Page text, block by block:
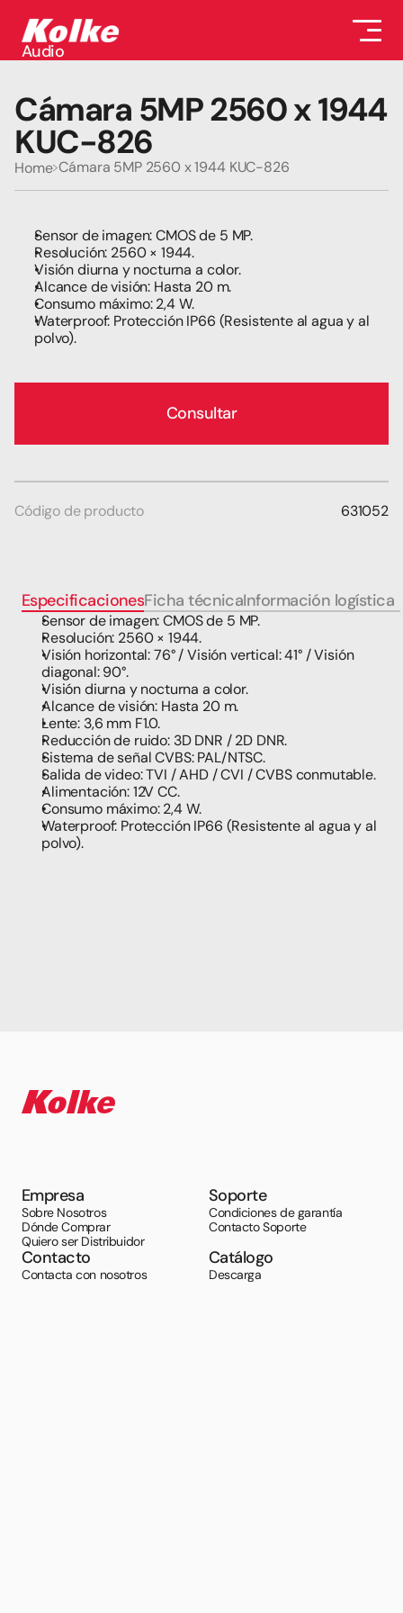
Audio
Auriculares
Conectividad
Gaming
Seguridad
Cámara 5MP 2560 x 1944
KUC-826
Home Cámara 5MP 2560 x 1944 KUC-826
Sensor de imagen: CMOS de 5 MP.
Resolución: 2560 × 1944.
Visión diurna y nocturna a color.
Alcance de visión: Hasta 20 m.
Consumo máximo: 2,4 W.
Waterproof: Protección IP66 (Resistente al agua y al
polvo).
Consultar
Código de producto 631052
EspecificacionesFicha técnicaInformación logística
Sensor de imagen: CMOS de 5 MP.
Resolución: 2560 × 1944.
Visión horizontal: 76° / Visión vertical: 41° / Visión
diagonal: 90°.
Visión diurna y nocturna a color.
Alcance de visión: Hasta 20 m.
Lente: 3,6 mm F1.0.
Reducción de ruido: 3D DNR / 2D DNR.
Sistema de señal CVBS: PAL/NTSC.
Salida de video: TVI / AHD / CVI / CVBS conmutable.
Alimentación: 12V CC.
Consumo máximo: 2,4 W.
Waterproof: Protección IP66 (Resistente al agua y al
polvo).
Empresa
Sobre Nosotros
Dónde Comprar
Quiero ser Distribuidor
Soporte
Condiciones de garantía
Contacto Soporte
Contacto
Contacta con nosotros
Catálogo
Descarga